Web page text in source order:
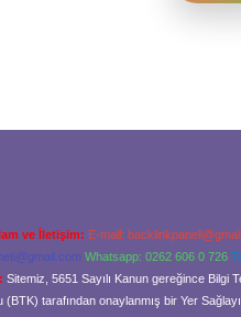
ve İletişim: E-mail:
Whatsapp: 0262 606 0 726
Sitemiz, 5651 Sayılı Kanun gereğince Bilgi
(BTK) tarafından onaylanmış bir Yer